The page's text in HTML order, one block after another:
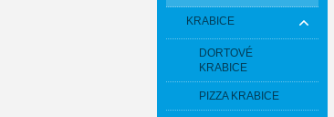
KRABICE
DORTOVÉ
KRABICE
PIZZA KRABICE